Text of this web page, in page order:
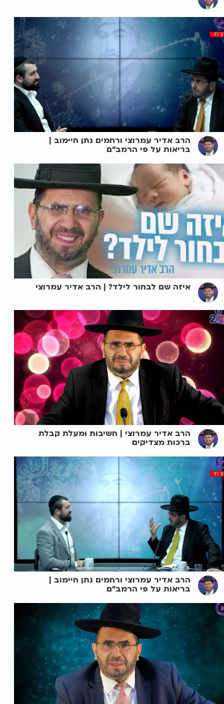
הרב אדיר עמרוצי ורחמים נתן חיימוב |
בריאות על פי הרמב"ם
איזה שם לבחור לילד? | הרב אדיר עמרוצי
הרב אדיר עמרוצי | חשיבות ומעלת קבלת
ברכות מצדיקים
הרב אדיר עמרוצי ורחמים נתן חיימוב |
בריאות על פי הרמב"ם